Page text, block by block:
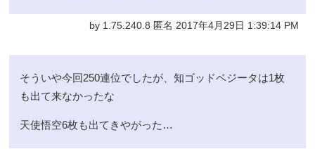
by 1.75.240.8 匿名 2017年4月29日 1:39:14 PM
そういや今回250連位でしたが、知ゴッドベジータは1枚
も出て来なかったな
天使悟空6枚も出てきやがった…